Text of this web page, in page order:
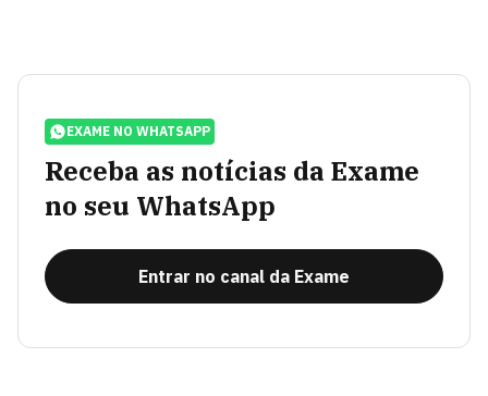
EXAME NO WHATSAPP
Receba as notícias da Exame
no seu WhatsApp
Entrar no canal da Exame